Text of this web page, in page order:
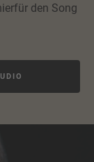
den Song